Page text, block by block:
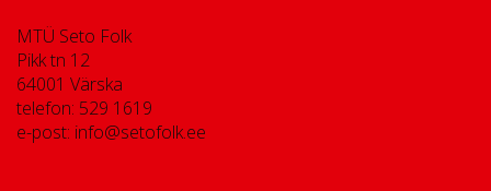
MTÜ Seto Folk
Pikk tn 12
64001 Värska
telefon: 529 1619
e-post: info@setofolk.ee